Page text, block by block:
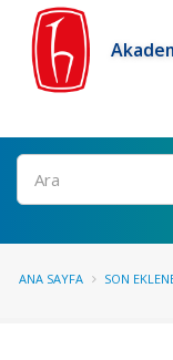
Ara
ANA SAYFA SON